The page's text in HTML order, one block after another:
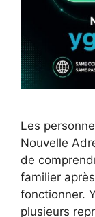
Les
Nouvelle
de
familier
fonctionner.
plusieurs